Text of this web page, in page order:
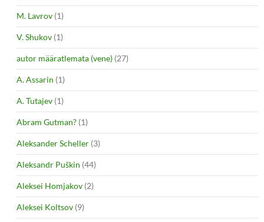
M. Lavrov (1)
V. Shukov (1)
autor määratlemata (vene) (27)
A. Assarin (1)
A. Tutajev (1)
Abram Gutman? (1)
Aleksander Scheller (3)
Aleksandr Puškin (44)
Aleksei Homjakov (2)
Aleksei Koltsov (9)